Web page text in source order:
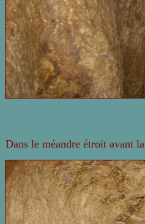
Dans le méandre étroit avant la